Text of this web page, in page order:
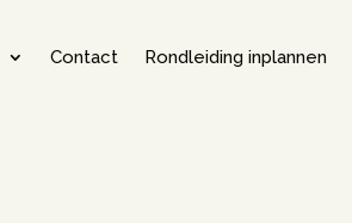
Contact Rondleiding inplannen